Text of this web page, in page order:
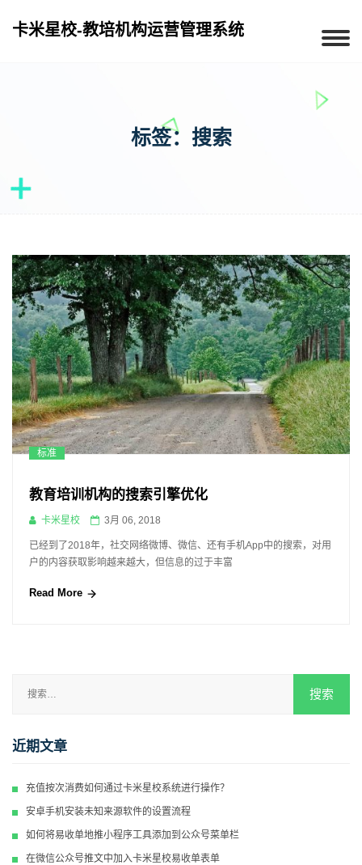
卡米星校-教培机构运营管理系统
标签：搜索
标准
教育培训机构的搜索引擎优化
卡米星校 3月 06, 2018
已经到了2018年，社交网络微博、微信、还有手机App中的搜索，对用
户的内容获取影响越来越大，但信息的过于丰富
Read More
近期文章
充值按次消费如何通过卡米星校系统进行操作？
安卓手机安装未知来源软件的设置流程
如何将易收单地推小程序工具添加到公众号菜单栏
在微信公众号推文中加入卡米星校易收单表单